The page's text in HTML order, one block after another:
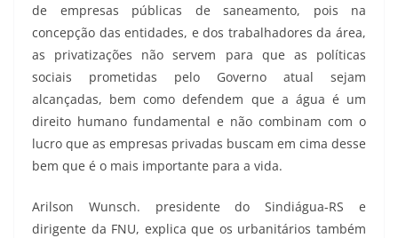
de empresas públicas de saneamento, pois na
concepção das entidades, e dos trabalhadores da área,
as privatizações não servem para que as políticas
sociais prometidas pelo Governo atual sejam
alcançadas, bem como defendem que a água é um
direito humano fundamental e não combinam com o
lucro que as empresas privadas buscam em cima desse
bem que é o mais importante para a vida.
Arilson Wunsch. presidente do Sindiágua-RS e
dirigente da FNU, explica que os urbanitários também